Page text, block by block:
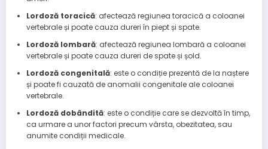
Lordoză toracică: afectează regiunea toracică a coloanei
vertebrale și poate cauza dureri în piept și spate.
Lordoză lombară: afectează regiunea lombară a coloanei
vertebrale și poate cauza dureri de spate și șold.
Lordoză congenitală: este o condiție prezentă de la naștere
și poate fi cauzată de anomalii congenitale ale coloanei
vertebrale.
Lordoză dobândită: este o condiție care se dezvoltă în timp,
ca urmare a unor factori precum vârsta, obezitatea, sau
anumite condiții medicale.